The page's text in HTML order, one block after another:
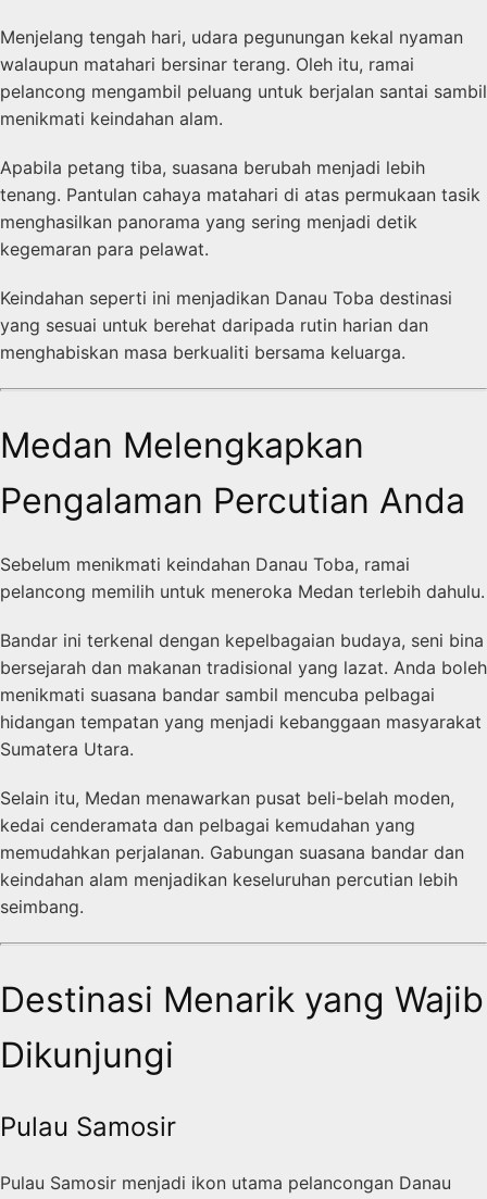
Menjelang tengah hari, udara pegunungan kekal nyaman
walaupun matahari bersinar terang. Oleh itu, ramai
pelancong mengambil peluang untuk berjalan santai sambil
menikmati keindahan alam.
Apabila petang tiba, suasana berubah menjadi lebih
tenang. Pantulan cahaya matahari di atas permukaan tasik
menghasilkan panorama yang sering menjadi detik
kegemaran para pelawat.
Keindahan seperti ini menjadikan Danau Toba destinasi
yang sesuai untuk berehat daripada rutin harian dan
menghabiskan masa berkualiti bersama keluarga.
Medan Melengkapkan
Pengalaman Percutian Anda
Sebelum menikmati keindahan Danau Toba, ramai
pelancong memilih untuk meneroka Medan terlebih dahulu.
Bandar ini terkenal dengan kepelbagaian budaya, seni bina
bersejarah dan makanan tradisional yang lazat. Anda boleh
menikmati suasana bandar sambil mencuba pelbagai
hidangan tempatan yang menjadi kebanggaan masyarakat
Sumatera Utara.
Selain itu, Medan menawarkan pusat beli-belah moden,
kedai cenderamata dan pelbagai kemudahan yang
memudahkan perjalanan. Gabungan suasana bandar dan
keindahan alam menjadikan keseluruhan percutian lebih
seimbang.
Destinasi Menarik yang Wajib
Dikunjungi
Pulau Samosir
Pulau Samosir menjadi ikon utama pelancongan Danau